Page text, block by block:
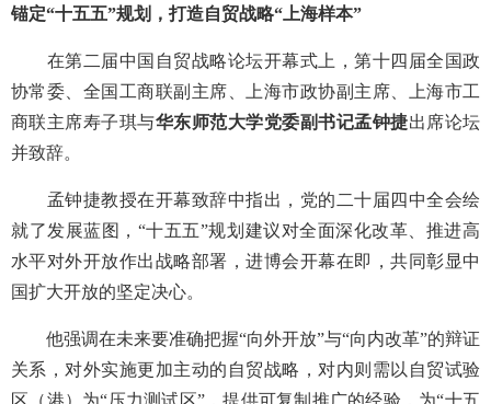
锚定“十五五”规划，打造自贸战略“上海样本”
在第二届中国自贸战略论坛开幕式上，第十四届全国政
协常委、全国工商联副主席、上海市政协副主席、上海市工
商联主席寿子琪与华东师范大学党委副书记孟钟捷出席论坛
并致辞。
孟钟捷教授在开幕致辞中指出，党的二十届四中全会绘
就了发展蓝图，“十五五”规划建议对全面深化改革、推进高
水平对外开放作出战略部署，进博会开幕在即，共同彰显中
国扩大开放的坚定决心。
他强调在未来要准确把握“向外开放”与“向内改革”的辩证
关系，对外实施更加主动的自贸战略，对内则需以自贸试验
区（港）为“压力测试区”，提供可复制推广的经验，为“十五